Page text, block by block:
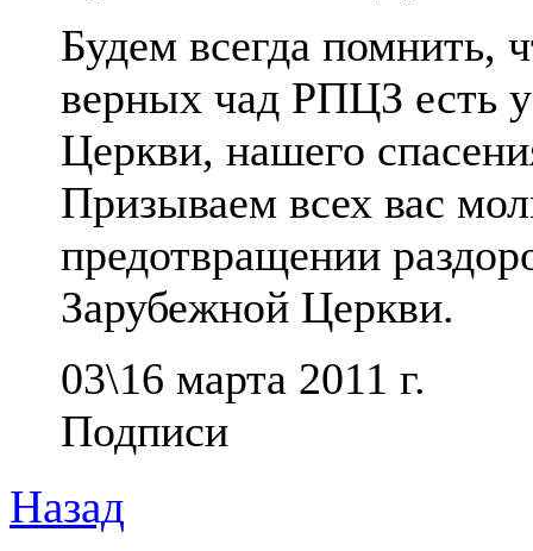
Будем всегда помнить,
верных чад РПЦЗ есть
Церкви, нашего
Призываем всех вас
предотвращении
Зарубежной Церкви.
03\16 марта 2011 г.
Подписи
Назад